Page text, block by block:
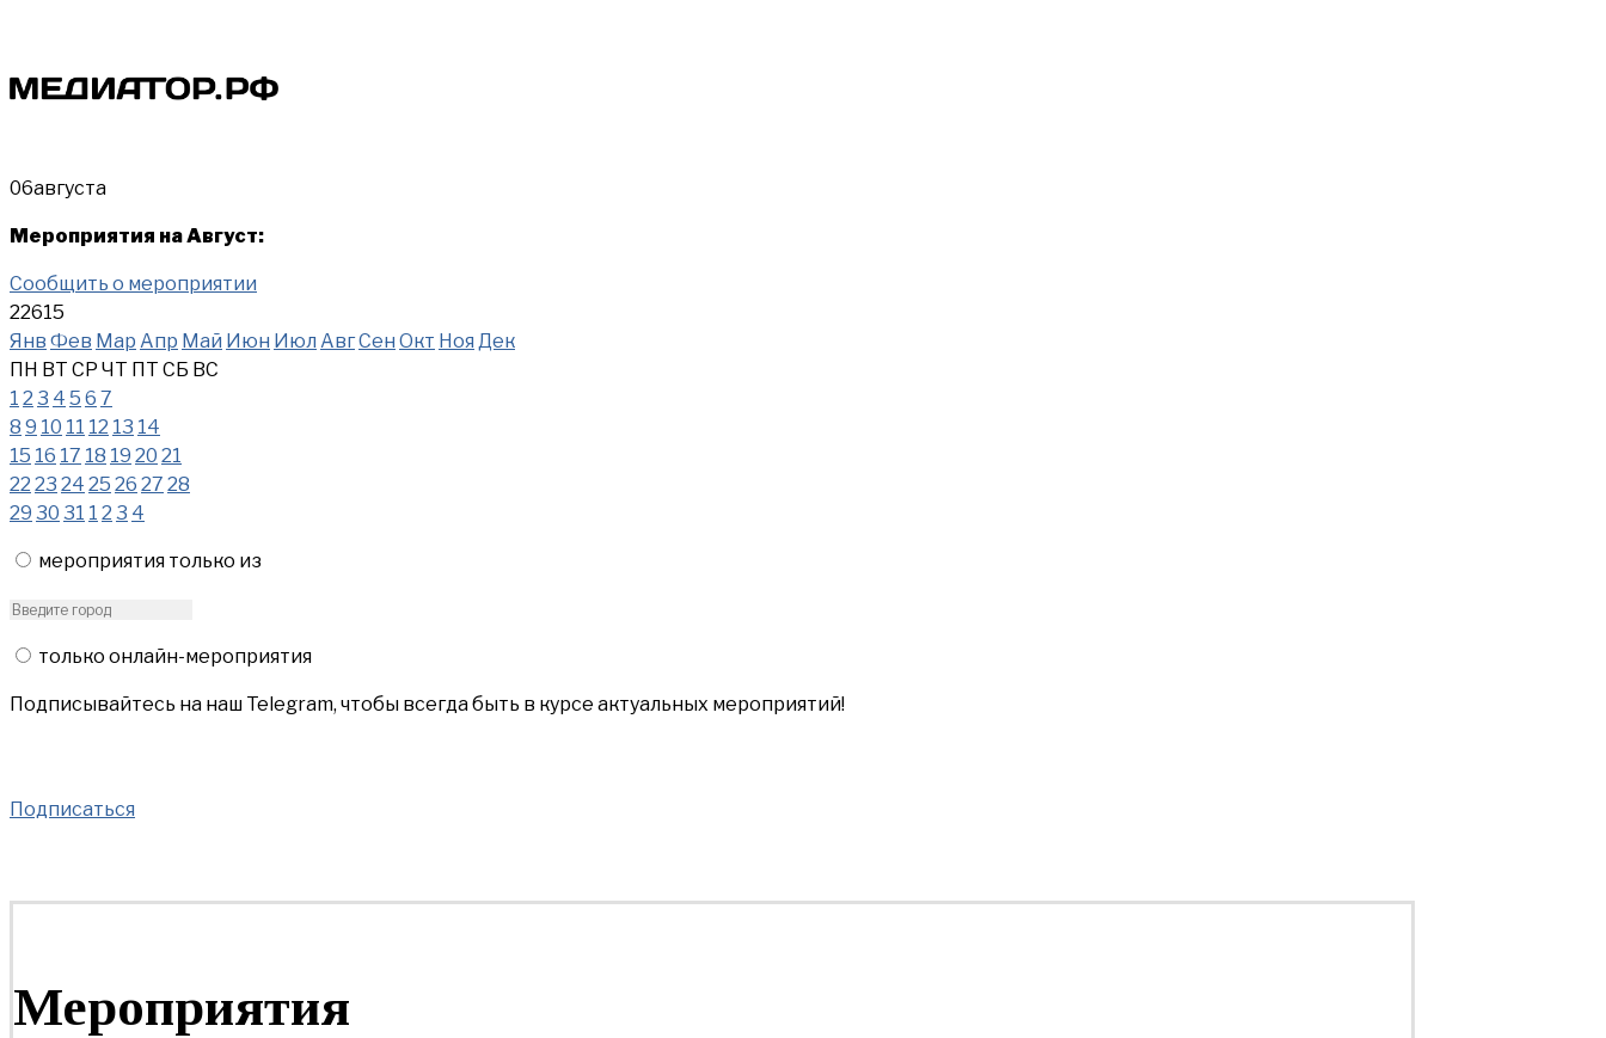
06августа
Мероприятия на Август:
Сообщить о мероприятии
22615
Янв Фев Мар Апр Май Июн Июл АвгСен Окт Ноя Дек
ПН ВТ СР ЧТ ПТ СБ ВС
1 2 3 4 5 6 7
8 9 10 11 12 13 14
15 16 17 18 19 20 21
22 23 24 25 26 27 28
29 30 31 1 2 3 4
мероприятия только из
только онлайн-мероприятия
Подписывайтесь на наш Telegram, чтобы всегда быть в курсе актуальных мероприятий!
Подписаться
Мероприятия